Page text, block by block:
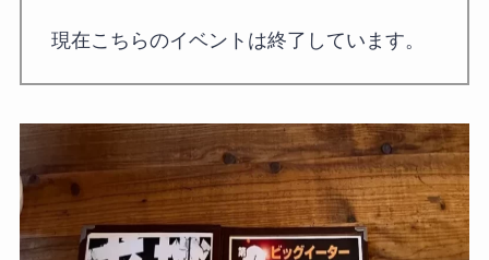
現在こちらのイベントは終了しています。